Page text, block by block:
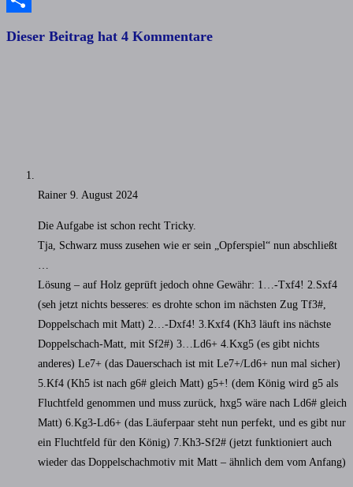
Dieser Beitrag hat 4 Kommentare
Rainer 9. August 2024
Die Aufgabe ist schon recht Tricky.
Tja, Schwarz muss zusehen wie er sein „Opferspiel“ nun abschließt
…
Lösung – auf Holz geprüft jedoch ohne Gewähr: 1…-Txf4! 2.Sxf4
(seh jetzt nichts besseres: es drohte schon im nächsten Zug Tf3#,
Doppelschach mit Matt) 2…-Dxf4! 3.Kxf4 (Kh3 läuft ins nächste
Doppelschach-Matt, mit Sf2#) 3…Ld6+ 4.Kxg5 (es gibt nichts
anderes) Le7+ (das Dauerschach ist mit Le7+/Ld6+ nun mal sicher)
5.Kf4 (Kh5 ist nach g6# gleich Matt) g5+! (dem König wird g5 als
Fluchtfeld genommen und muss zurück, hxg5 wäre nach Ld6# gleich
Matt) 6.Kg3-Ld6+ (das Läuferpaar steht nun perfekt, und es gibt nur
ein Fluchtfeld für den König) 7.Kh3-Sf2# (jetzt funktioniert auch
wieder das Doppelschachmotiv mit Matt – ähnlich dem vom Anfang)